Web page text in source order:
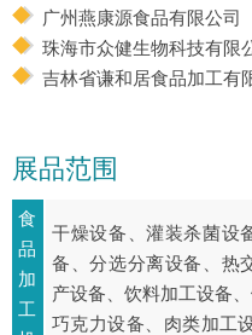
广州燕康源食品有限公司
珠海市众健生物科技有限
吉林省谦和居食品加工有
展品范围
食
品
加
工
干燥设备、灌装杀菌设
备、分选分离设备、热
产设备、饮料加工设备
巧克力设备、肉类加工